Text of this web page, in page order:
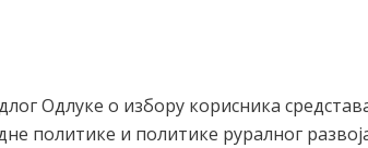
Одлуке о избору корисника
политике и политике руралног